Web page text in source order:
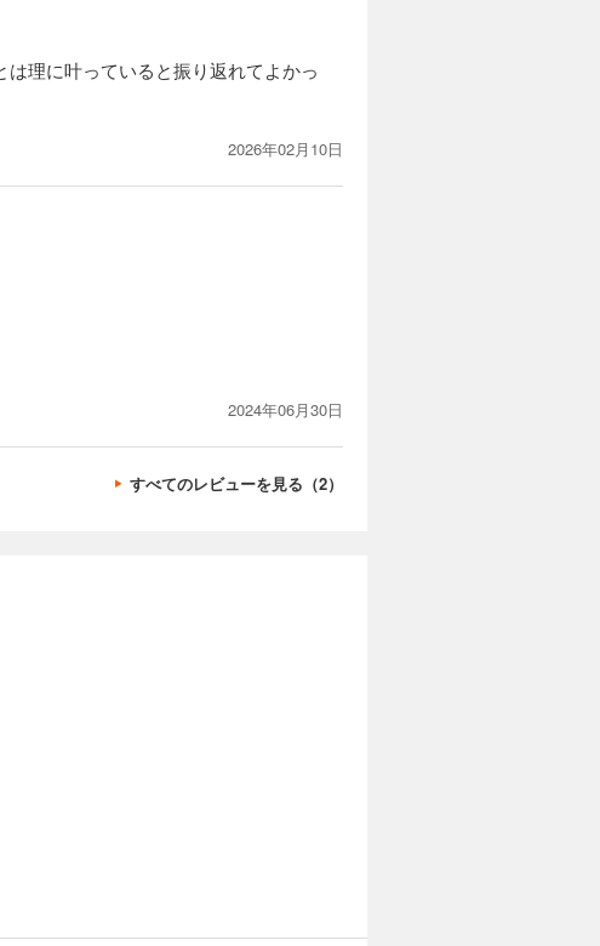
理に叶っていると振り返れてよかっ
2026年02月10日
2024年06月30日
すべてのレビューを見る（2）